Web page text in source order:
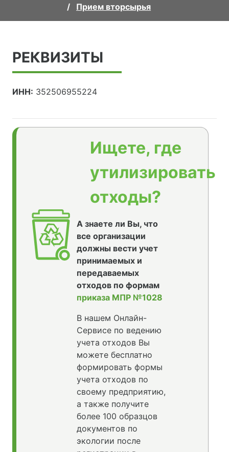
Прием вторсырья
РЕКВИЗИТЫ
ИНН: 352506955224
Ищете, где
утилизировать
отходы?
А знаете ли Вы, что
все организации
должны вести учет
принимаемых и
передаваемых
отходов по формам
приказа МПР №1028
В нашем Онлайн-
Сервисе по ведению
учета отходов Вы
можете бесплатно
формировать формы
учета отходов по
своему предприятию,
а также получите
более 100 образцов
документов по
экологии после